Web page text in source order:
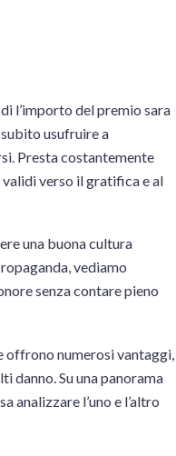
l’importo del premio sara
usufruire a
Presta costantemente
verso il gratifica e al
una buona cultura
vediamo
senza contare pieno
offrono numerosi vantaggi,
danno. Su una panorama
analizzare l’uno e l’altro